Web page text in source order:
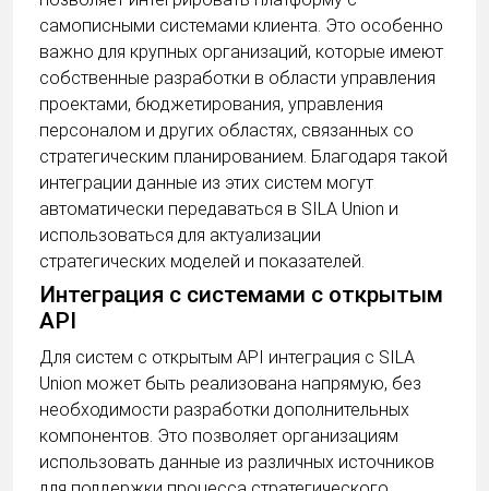
самописными системами клиента. Это особенно
важно для крупных организаций, которые имеют
собственные разработки в области управления
проектами, бюджетирования, управления
персоналом и других областях, связанных со
стратегическим планированием. Благодаря такой
интеграции данные из этих систем могут
автоматически передаваться в SILA Union и
использоваться для актуализации
стратегических моделей и показателей.
Интеграция с системами с открытым
API
Для систем с открытым API интеграция с SILA
Union может быть реализована напрямую, без
необходимости разработки дополнительных
компонентов. Это позволяет организациям
использовать данные из различных источников